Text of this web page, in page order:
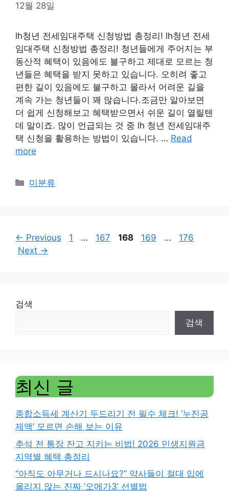
12월 28일
lh청년 전세임대주택 신청방법 총정리! lh청년 전세
임대주택 신청방법 총정리! 청년들에게 주어지는 부
동산적 혜택이 있음에도 불구하고 제대로 모르는 청
년들은 혜택을 받지 못하고 있습니다. 오히려 좋고
편한 길이 있음에도 불구하고 몰라서 어려운 길을
계속 가는 청년들이 꽤 많습니다.조금만 알아보면
더 쉽게 신청해보고 혜택받으면서 쉬운 길이 열릴텐
데 말이죠. 많이 언급되는 것 중 lh 청년 전세임대주
택 신청을 활용하는 방법이 있습니다. … Read
more
Categories
미분류
← Previous Page
1 … Page
167 Page
168 Page
169 … Page
176
Next →
검색
검색
최신 글
종합소득세 계산기 두드리기 전 필수 체크! ‘누진공
제액’ 모르면 손해 보는 이유
추석 전 통장 잔고 지키는 비법! 2026 민생지원금
지역별 혜택 총정리
“아직도 아무거나 드시나요?” 약사들이 절대 입에
올리지 않는 진짜 ‘오메가3’ 선별법